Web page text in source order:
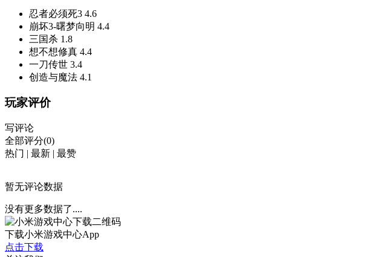
忍者必须死3 4.6
崩坏3-曙梦向明 4.4
三国杀 1.8
想不想修真 4.4
一刀传世 3.4
创造与魔法 4.1
玩家评价
写评论
全部评分(0)
热门 | 最新 | 最赞
暂无评论数据
没有更多数据了....
下载小米游戏中心App
点击下载